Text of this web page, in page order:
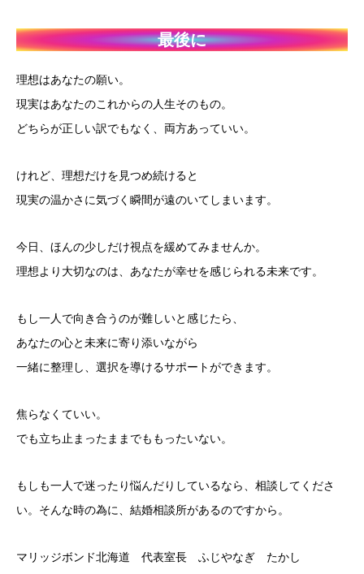
最後に
理想はあなたの願い。
現実はあなたのこれからの人生そのもの。
どちらが正しい訳でもなく、両方あっていい。
けれど、理想だけを見つめ続けると
現実の温かさに気づく瞬間が遠のいてしまいます。
今日、ほんの少しだけ視点を緩めてみませんか。
理想より大切なのは、あなたが幸せを感じられる未来です。
もし一人で向き合うのが難しいと感じたら、
あなたの心と未来に寄り添いながら
一緒に整理し、選択を導けるサポートができます。
焦らなくていい。
でも立ち止まったままでももったいない。
もしも一人で迷ったり悩んだりしているなら、相談してくださ
い。そんな時の為に、結婚相談所があるのですから。
マリッジボンド北海道 代表室長 ふじやなぎ たかし